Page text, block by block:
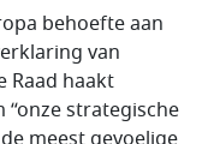
behoefte aan
van
Raad haakt
strategische